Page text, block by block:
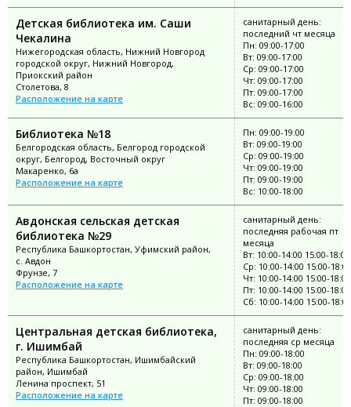
Детская библиотека им. Саши
Чекалина
Нижегородская область, Нижний Новгород
городской округ, Нижний Новгород,
Приокский район
Столетова, 8
Расположение на карте
санитарный день:
последний чт месяца
Пн: 09:00-17:00
Вт: 09:00-17:00
Ср: 09:00-17:00
Чт: 09:00-17:00
Пт: 09:00-17:00
Вс: 09:00-16:00
Библиотека №18
Белгородская область, Белгород городской
округ, Белгород, Восточный округ
Макаренко, 6а
Расположение на карте
Пн: 09:00-19:00
Вт: 09:00-19:00
Ср: 09:00-19:00
Чт: 09:00-19:00
Пт: 09:00-19:00
Вс: 10:00-18:00
Авдонская сельская детская
библиотека №29
Республика Башкортостан, Уфимский район,
с. Авдон
Фрунзе, 7
Расположение на карте
санитарный день:
последняя рабочая пт
месяца
Вт: 10:00-14:00 15:00-18:00
Ср: 10:00-14:00 15:00-18:00
Чт: 10:00-14:00 15:00-18:00
Пт: 10:00-14:00 15:00-18:00
Сб: 10:00-14:00 15:00-18:00
Центральная детская библиотека,
г. Ишимбай
Республика Башкортостан, Ишимбайский
район, Ишимбай
Ленина проспект, 51
Расположение на карте
санитарный день:
последняя ср месяца
Пн: 09:00-18:00
Вт: 09:00-18:00
Ср: 09:00-18:00
Чт: 09:00-18:00
Пт: 09:00-18:00